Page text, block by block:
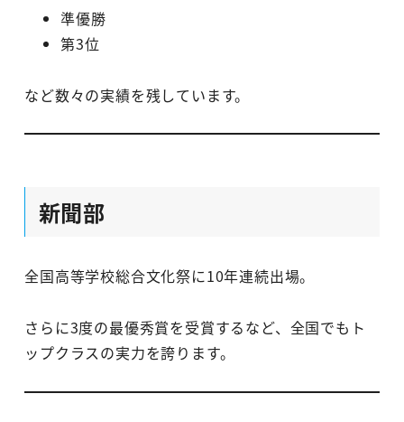
準優勝
第3位
など数々の実績を残しています。
新聞部
全国高等学校総合文化祭に10年連続出場。
さらに3度の最優秀賞を受賞するなど、全国でもト
ップクラスの実力を誇ります。